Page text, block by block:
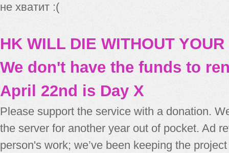
не хватит :(
HK WILL DIE WITHOUT
We don't have the funds to
April 22nd is Day X
Please support the service with a donation.
the server for another year out of pocket. Ad
person's work; we’ve been keeping the